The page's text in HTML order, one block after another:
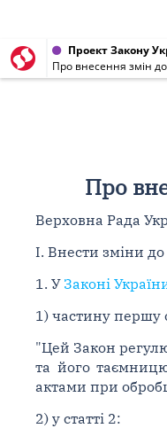
Проект Закону
Про внесення змін